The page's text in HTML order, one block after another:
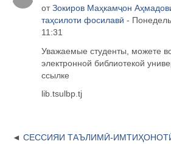
отЗокиров Маҳкамҷон
таҳсилоти фосилавӣ -
11:31
Уважаемые студенты, можете
электронной библиотекой
ссылке
lib.tsulbp.tj
СЕССИЯИ ТАЪЛИМӢ-